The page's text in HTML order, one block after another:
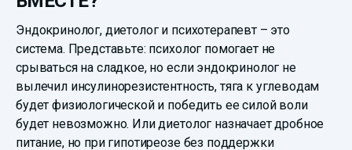
Эндокринолог, диетолог и психотерапевт – это
система. Представьте: психолог помогает не
срываться на сладкое, но если эндокринолог не
вылечил инсулинорезистентность, тяга к углеводам
будет физиологической и победить ее силой воли
будет невозможно. Или диетолог назначает дробное
питание, но при гипотиреозе без поддержки